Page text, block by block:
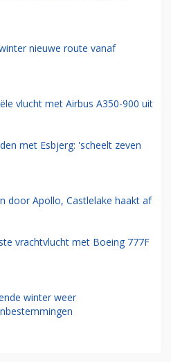
nieuwe route vanaf
vlucht met Airbus A350-900 uit
met Esbjerg: 'scheelt zeven
door Apollo, Castlelake haakt af
vrachtvlucht met Boeing 777F
winter weer